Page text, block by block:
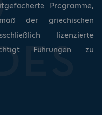
Programme,
der griechischen
lizenzierte
Führungen zu